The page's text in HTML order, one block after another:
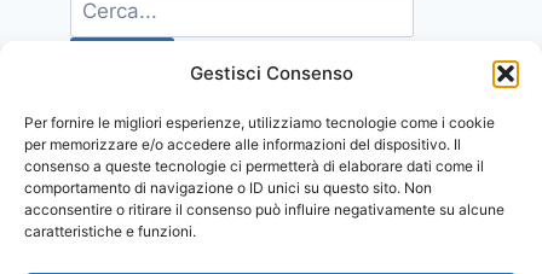
Gestisci Consenso
Per fornire le migliori esperienze, utilizziamo tecnologie come i cookie
per memorizzare e/o accedere alle informazioni del dispositivo. Il
consenso a queste tecnologie ci permetterà di elaborare dati come il
comportamento di navigazione o ID unici su questo sito. Non
acconsentire o ritirare il consenso può influire negativamente su alcune
caratteristiche e funzioni.